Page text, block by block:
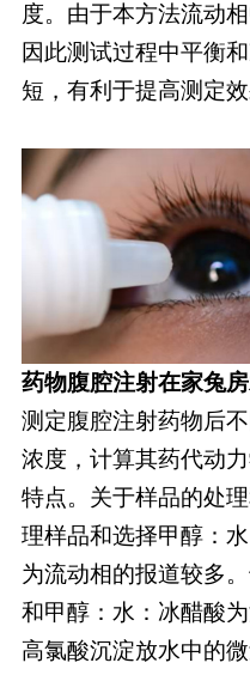
度。由于本方法流动
因此测试过程中平衡
短，有利于提高测定
药物腹腔注射在家兔
测定腹腔注射药物后
浓度，计算其药代动
特点。关于样品的处
理样品和选择甲醇：
为流动相的报道较多
和甲醇：水：冰醋酸
高氯酸沉淀放水中的